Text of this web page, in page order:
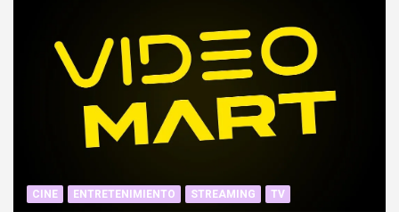
CINE ENTRETENIMIENTO STREAMING TV